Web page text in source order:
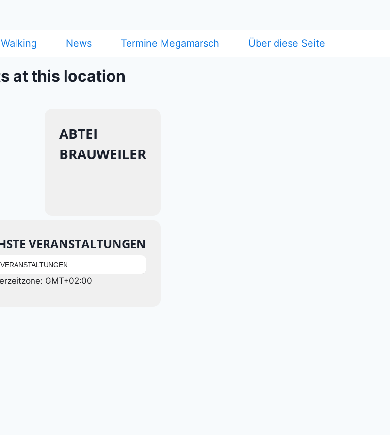
Walking News Termine Megamarsch Über diese Seite
at this location
ABTEI
BRAUWEILER
VERANSTALTUNGEN
GMT+02:00